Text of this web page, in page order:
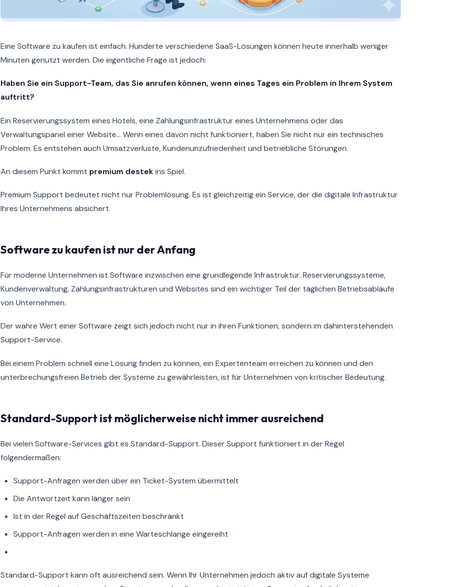
Eine Software zu kaufen ist einfach. Hunderte verschiedene SaaS-Lösungen können heute innerhalb weniger
Minuten genutzt werden. Die eigentliche Frage ist jedoch:
Haben Sie ein Support-Team, das Sie anrufen können, wenn eines Tages ein Problem in Ihrem System
auftritt?
Ein Reservierungssystem eines Hotels, eine Zahlungsinfrastruktur eines Unternehmens oder das
Verwaltungspanel einer Website... Wenn eines davon nicht funktioniert, haben Sie nicht nur ein technisches
Problem. Es entstehen auch Umsatzverluste, Kundenunzufriedenheit und betriebliche Störungen.
An diesem Punkt kommt premium destekins Spiel.
Premium Support bedeutet nicht nur Problemlösung. Es ist gleichzeitig ein Service, der die digitale Infrastruktur
Ihres Unternehmens absichert.
Software zu kaufen ist nur der Anfang
Für moderne Unternehmen ist Software inzwischen eine grundlegende Infrastruktur. Reservierungssysteme,
Kundenverwaltung, Zahlungsinfrastrukturen und Websites sind ein wichtiger Teil der täglichen Betriebsabläufe
von Unternehmen.
Der wahre Wert einer Software zeigt sich jedoch nicht nur in ihren Funktionen, sondern im dahinterstehenden
Support-Service.
Bei einem Problem schnell eine Lösung finden zu können, ein Expertenteam erreichen zu können und den
unterbrechungsfreien Betrieb der Systeme zu gewährleisten, ist für Unternehmen von kritischer Bedeutung.
Standard-Support ist möglicherweise nicht immer ausreichend
Bei vielen Software-Services gibt es Standard-Support. Dieser Support funktioniert in der Regel
folgendermaßen:
Support-Anfragen werden über ein Ticket-System übermittelt
Die Antwortzeit kann länger sein
Ist in der Regel auf Geschäftszeiten beschränkt
Support-Anfragen werden in eine Warteschlange eingereiht
Standard-Support kann oft ausreichend sein. Wenn Ihr Unternehmen jedoch aktiv auf digitale Systeme